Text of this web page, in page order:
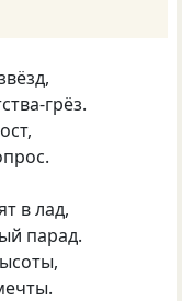
в лад,
парад.